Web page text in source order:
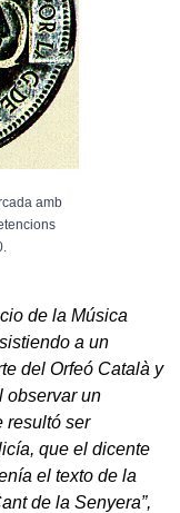
amb
de la Música
a un
del Orfeó Català y
observar un
resultó ser
que el dicente
el texto de la
de la Senyera”,